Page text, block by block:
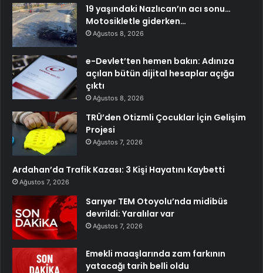
19 yaşındaki Nazlıcan’ın acı sonu…
Motosikletle giderken…
Ağustos 8, 2026
e-Devlet’ten hemen bakın: Adınıza
açılan bütün dijital hesaplar açığa
çıktı
Ağustos 8, 2026
TRÜ’den Otizmli Çocuklar İçin Gelişim
Projesi
Ağustos 7, 2026
Ardahan’da Trafik Kazası: 3 Kişi Hayatını Kaybetti
Ağustos 7, 2026
Sarıyer TEM Otoyolu’nda midibüs
devrildi: Yaralılar var
Ağustos 7, 2026
Emekli maaşlarında zam farkının
yatacağı tarih belli oldu